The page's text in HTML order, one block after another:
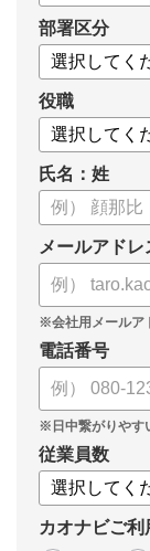
・不適切な人員
・データドリブ
・導入イメージ
部署区分
役職
氏名：姓
メールアドレ
電話番号
従業員数
カオナビご利